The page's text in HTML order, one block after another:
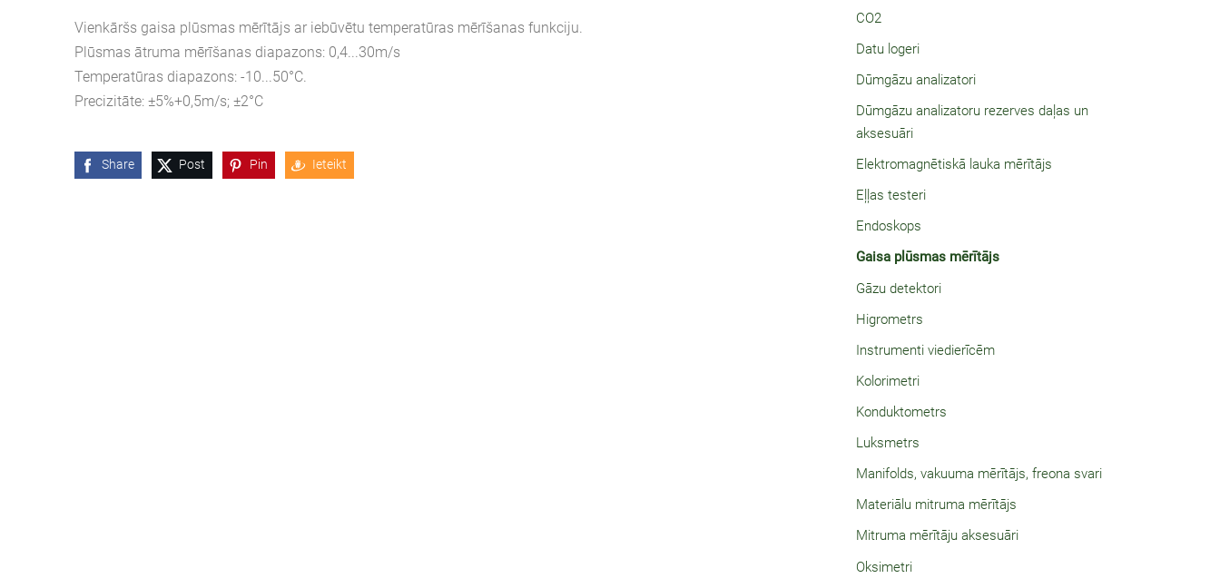
CO2
Datu logeri
Dūmgāzu analizatori
Dūmgāzu analizatoru rezerves daļas un
aksesuāri
Elektromagnētiskā lauka mērītājs
Eļļas testeri
Endoskops
Gaisa plūsmas mērītājs
Gāzu detektori
Higrometrs
Instrumenti viedierīcēm
Kolorimetri
Konduktometrs
Luksmetrs
Manifolds, vakuuma mērītājs, freona svari
Materiālu mitruma mērītājs
Mitruma mērītāju aksesuāri
Oksimetri
Vienkāršs gaisa plūsmas mērītājs ar iebūvētu temperatūras mērīšanas funkciju.
Plūsmas ātruma mērīšanas diapazons: 0,4...30m/s
Temperatūras diapazons: -10...50°C.
Precizitāte: ±5%+0,5m/s; ±2°C
Share Post Pin Ieteikt